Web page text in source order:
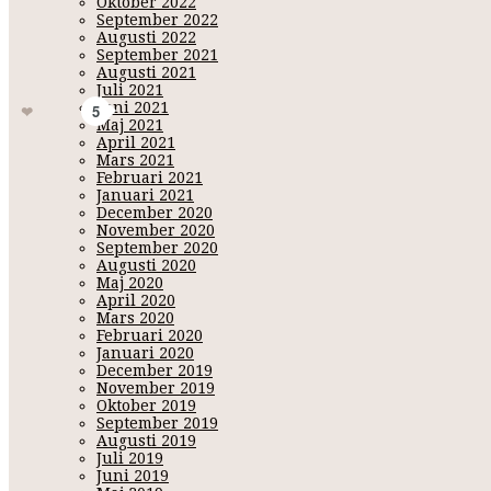
September 2022
Augusti 2022
September 2021
Augusti 2021
Juli 2021
Juni 2021
Maj 2021
April 2021
Mars 2021
Februari 2021
Januari 2021
December 2020
November 2020
September 2020
Augusti 2020
Maj 2020
April 2020
Mars 2020
Februari 2020
Januari 2020
December 2019
November 2019
Oktober 2019
September 2019
Augusti 2019
Juli 2019
Juni 2019
Efter min lilla "ta hand om mig själv stund"
utslagen hjälte i mitt knät just nu. Dock måste jag flytta på
Lördag! Stor kram
matchalatte - morgonstund - yoga
5